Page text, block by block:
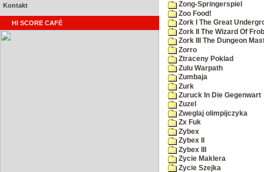
Kontakt
HI SCORE CAFÉ
Zong-Springerspiel
Zoo Food!
Zork I The Great
Zork II The Wizard Of
Zork III The Dungeon
Zorro
Ztraceny Poklad
Zulu Warpath
Zumbaja
Zurk
Zuruck In Die Gegenwart
Zuzel
Zweglaj olimpijczyka
Zx Fuk
Zybex
Zybex II
Zybex III
Zycie Maklera
Zycie Szejka